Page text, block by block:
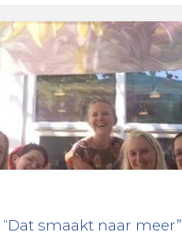
smaakt naar meer”